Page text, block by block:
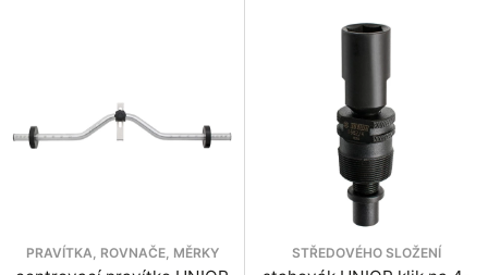
PRAVÍTKA, ROVNAČE, MĚRKY STŘEDOVÉHO SLOŽENÍ